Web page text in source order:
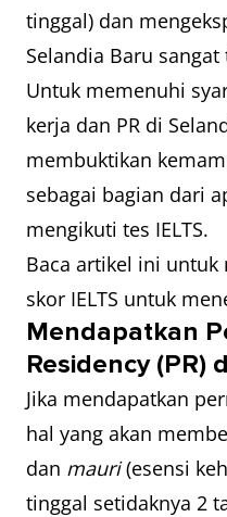
tinggal) dan
Selandia Baru sangat
Untuk memenuhi
kerja dan PR di
membuktikan
sebagai bagian dari
mengikuti tes IELTS.
Baca artikel ini untuk
skor IELTS untuk
Mendapatkan
Residency (PR)
Jika mendapatkan
hal yang akan
dan mauri(esensi
tinggal setidaknya 2